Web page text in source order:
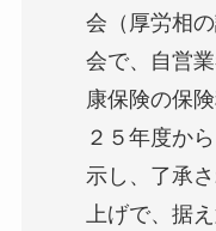
会（厚労相
会で、自営
康保険の保
２５年度か
示し、了承
上げで、据